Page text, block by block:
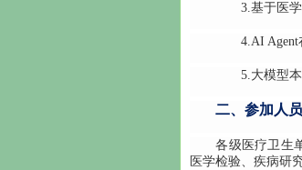
3.基于医学
4.AI Agent
5.大模型本
二、参加人员
各级医疗卫生单
医学检验、疾病研